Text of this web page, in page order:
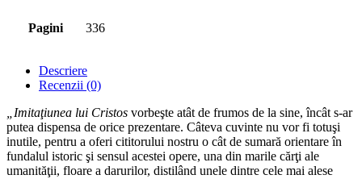
Pagini 336
Descriere
Recenzii (0)
„Imitaţiunea lui Cristos vorbeşte atât de frumos de la sine, încât s-ar
putea dispensa de orice prezentare. Câteva cuvinte nu vor fi totuşi
inutile, pentru a oferi cititorului nostru o cât de sumară orientare în
fundalul istoric şi sensul acestei opere, una din marile cărţi ale
umanităţii, floare a darurilor, distilând unele dintre cele mai alese